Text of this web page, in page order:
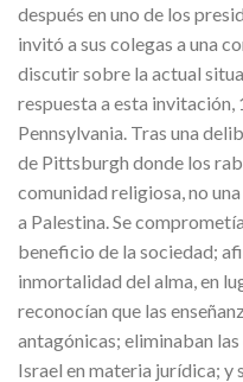
después en uno de los
invitó a sus colegas a una
discutir sobre la actual
respuesta a esta
Pennsylvania. Tras una
de Pittsburgh donde los
comunidad religiosa, no
a Palestina. Se
beneficio de la sociedad;
inmortalidad del alma, en
reconocían que las
antagónicas; eliminaban
Israel en materia jurídica; y